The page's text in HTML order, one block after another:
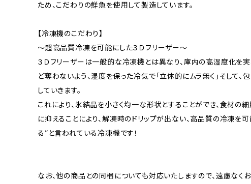
ため、こだわりの鮮魚を使用して製造しています。
【冷凍機のこだわり】
～超高品質冷凍を可能にした３Ｄフリーザー～
３Ｄフリーザーは一般的な冷凍機とは異なり、庫内の高湿度化を
ど奪わないよう、湿度を保った冷気で「立体的にムラ無く」そして、
していきます。
これにより、氷結晶を小さく均一な形状とすることができ、食材の
に抑えることにより、解凍時のドリップが出ない、高品質の冷凍を
る”と言われている冷凍機です！
なお、他の商品との同梱についても対応いたしますので、遠慮なく